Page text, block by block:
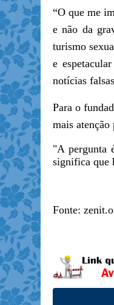
“O que me
e não da
turismo
e
notícias
Para o
mais
"A pergunta
significa que
Fonte: